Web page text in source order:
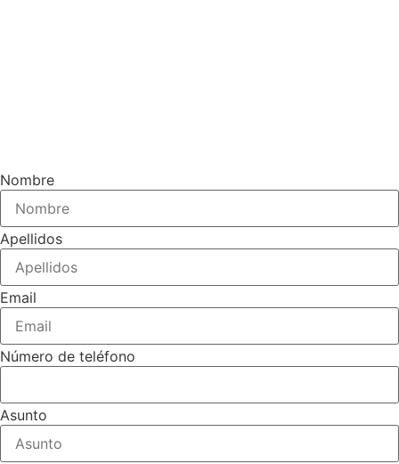
Nombre
Apellidos
Email
Número de teléfono
Asunto